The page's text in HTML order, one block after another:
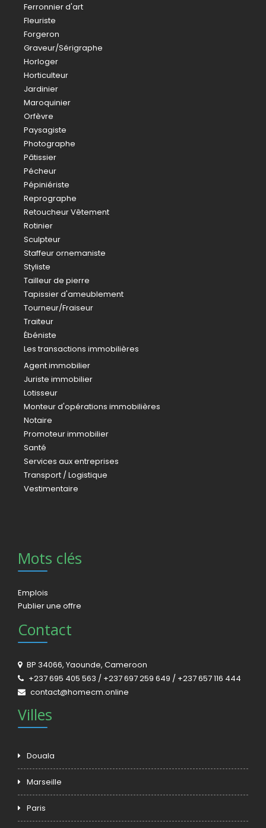
Ferronnier d'art
Fleuriste
Forgeron
Graveur/Sérigraphe
Horloger
Horticulteur
Jardinier
Maroquinier
Orfèvre
Paysagiste
Photographe
Pâtissier
Pécheur
Pépiniériste
Reprographe
Retoucheur Vêtement
Rotinier
Sculpteur
Staffeur ornemaniste
Styliste
Tailleur de pierre
Tapissier d'ameublement
Tourneur/Fraiseur
Traiteur
Ébéniste
Les transactions immobilières
Agent immobilier
Juriste immobilier
Lotisseur
Monteur d'opérations immobilières
Notaire
Promoteur immobilier
Santé
Services aux entreprises
Transport / Logistique
Vestimentaire
Mots clés
Emplois
Publier une offre
Contact
BP 34066, Yaounde, Cameroon
+237 695 405 563 / +237 697 259 649 / +237 657 116 444
contact@homecm.online
Villes
Douala
Marseille
Paris